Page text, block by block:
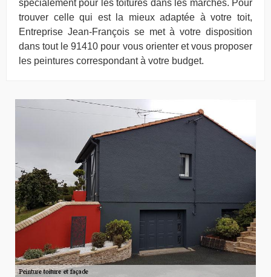
spécialement pour les toitures dans les marchés. Pour
trouver celle qui est la mieux adaptée à votre toit,
Entreprise Jean-François se met à votre disposition
dans tout le 91410 pour vous orienter et vous proposer
les peintures correspondant à votre budget.